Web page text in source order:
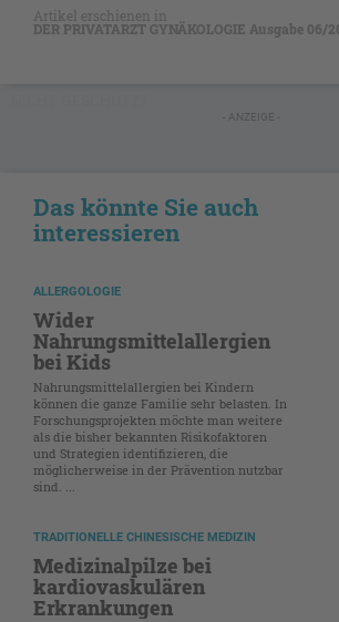
Artikel erschienen in
DER PRIVATARZT GYNÄKOLOGIE Ausgabe 06/
- ANZEIGE -
Das könnte Sie auch
interessieren
ALLERGOLOGIE
Wider
Nahrungsmittelallergien
bei Kids
Nahrungsmittelallergien bei Kindern
können die ganze Familie sehr belasten. In
Forschungsprojekten möchte man weitere
als die bisher bekannten Risikofaktoren
und Strategien identifizieren, die
möglicherweise in der Prävention nutzbar
sind. ...
TRADITIONELLE CHINESISCHE MEDIZIN
Medizinalpilze bei
kardiovaskulären
Erkrankungen